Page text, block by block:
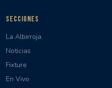
SECCIONES
La Albirroja
Noticias
Fixture
En Vivo